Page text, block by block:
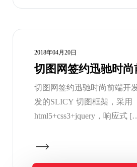
2018年04月20日
切图网签约迅驰时尚
切图网签约迅驰时尚前端开
发的SLICY 切图框架，采用
html5+css3+jquery，响应式